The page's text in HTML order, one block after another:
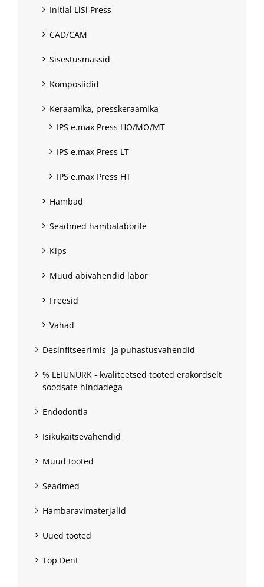
Initial LiSi Press
CAD/CAM
Sisestusmassid
Komposiidid
Keraamika, presskeraamika
IPS e.max Press HO/MO/MT
IPS e.max Press LT
IPS e.max Press HT
Hambad
Seadmed hambalaborile
Kips
Muud abivahendid labor
Freesid
Vahad
Desinfitseerimis- ja puhastusvahendid
% LEIUNURK - kvaliteetsed tooted erakordselt
soodsate hindadega
Endodontia
Isikukaitsevahendid
Muud tooted
Seadmed
Hambaravimaterjalid
Uued tooted
Top Dent